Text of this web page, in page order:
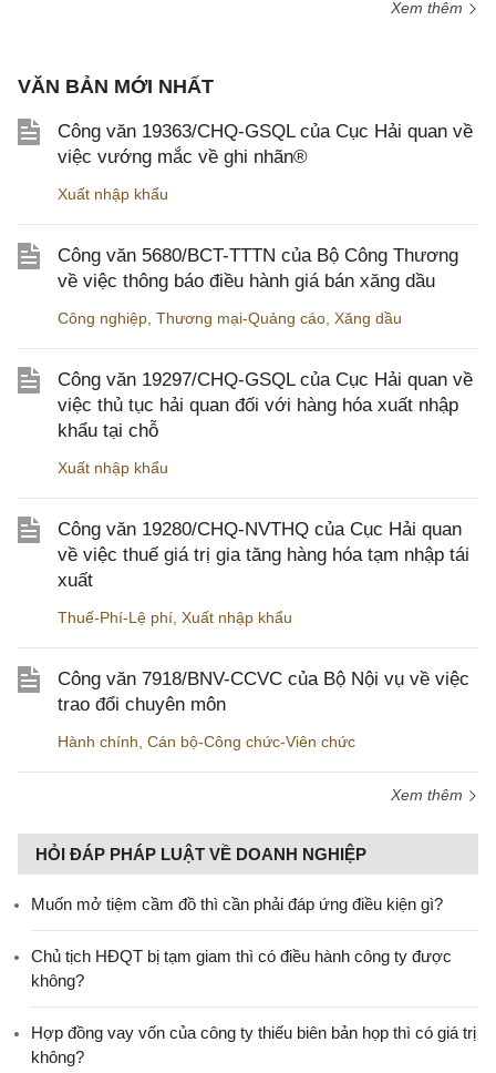
Xem thêm
VĂN BẢN MỚI NHẤT
Công văn 19363/CHQ-GSQL của Cục Hải quan về
việc vướng mắc về ghi nhãn®
Xuất nhập khẩu
Công văn 5680/BCT-TTTN của Bộ Công Thương
về việc thông báo điều hành giá bán xăng dầu
Công nghiệp Thương mại-Quảng cáo Xăng dầu
Công văn 19297/CHQ-GSQL của Cục Hải quan về
việc thủ tục hải quan đối với hàng hóa xuất nhập
khẩu tại chỗ
Xuất nhập khẩu
Công văn 19280/CHQ-NVTHQ của Cục Hải quan
về việc thuế giá trị gia tăng hàng hóa tạm nhập tái
xuất
Thuế-Phí-Lệ phí Xuất nhập khẩu
Công văn 7918/BNV-CCVC của Bộ Nội vụ về việc
trao đổi chuyên môn
Hành chính Cán bộ-Công chức-Viên chức
Xem thêm
HỎI ĐÁP PHÁP LUẬT VỀ DOANH NGHIỆP
Muốn mở tiệm cầm đồ thì cần phải đáp ứng điều kiện gì?
Chủ tịch HĐQT bị tạm giam thì có điều hành công ty được
không?
Hợp đồng vay vốn của công ty thiếu biên bản họp thì có giá trị
không?